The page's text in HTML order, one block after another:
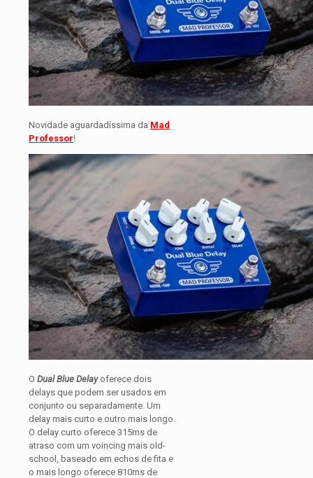
Novidade aguardadíssima da Mad
Professor!
O Dual Blue Delayoferece dois
delays que podem ser usados em
conjunto ou separadamente. Um
delay mais curto e outro mais longo.
O delay curto oferece 315ms de
atraso com um voincing mais old-
school, baseado em echos de fita e
o mais longo oferece 810ms de